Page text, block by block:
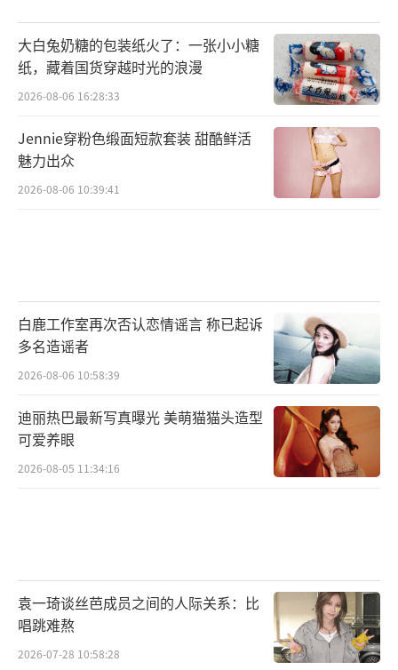
大白兔奶糖的包装纸火了：一张小小糖
纸，藏着国货穿越时光的浪漫
2026-08-06 16:28:33
Jennie穿粉色缎面短款套装 甜酷鲜活
魅力出众
2026-08-06 10:39:41
白鹿工作室再次否认恋情谣言 称已起诉
多名造谣者
2026-08-06 10:58:39
迪丽热巴最新写真曝光 美萌猫猫头造型
可爱养眼
2026-08-05 11:34:16
袁一琦谈丝芭成员之间的人际关系：比
唱跳难熬
2026-07-28 10:58:28